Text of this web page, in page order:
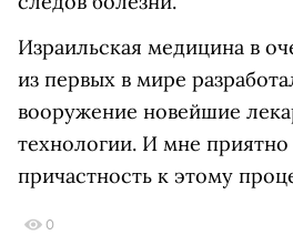
Израильская медицина в
из первых в мире
вооружение новейшие
технологии. И мне приятно
причастность к этому
0